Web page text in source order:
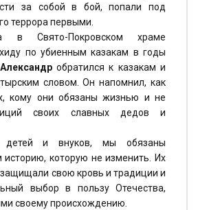
за собой в бой, попали под
террора первыми.
в Свято-Покровском храме
по убиенным казакам в годы
Александробратился к казакам и
словом. Он напомнил, как
кому они обязаны жизнью и не
своих славных дедов и
детей и внуков, мы обязаны
историю, которую не изменить. Их
свою кровь и традиции и
выбор в пользу Отечества,
своему происхождению.